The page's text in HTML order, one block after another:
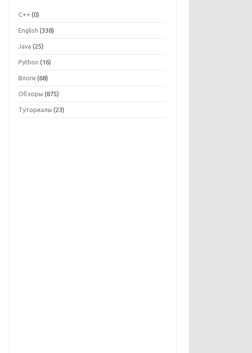
C++ (0)
English (338)
Java (25)
Python (16)
Влоги (68)
Обзоры (875)
Туториалы (23)